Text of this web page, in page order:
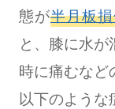
態が半月板
と、膝に水が
時に痛むなど
以下のような